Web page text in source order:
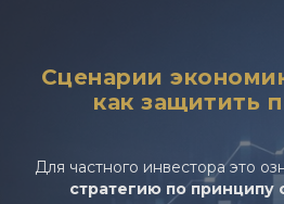
Сценарии
как защитить
Для частного инвестора это
стратегию по принципу